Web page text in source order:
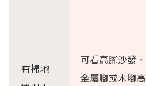
有掃地
可看高腳沙發、
金屬腳或木腳高